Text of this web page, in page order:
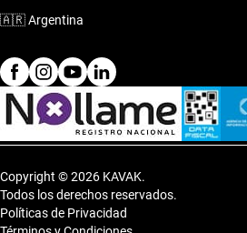
🇦🇷Argentina
Copyright © 2026 KAVAK.
Todos los derechos reservados.
Políticas de Privacidad